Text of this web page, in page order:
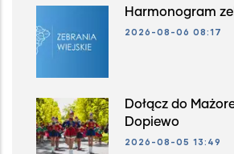
Harmonogram
2026-08-06 08:17
Dołącz do
Dopiewo
2026-08-05 13:49